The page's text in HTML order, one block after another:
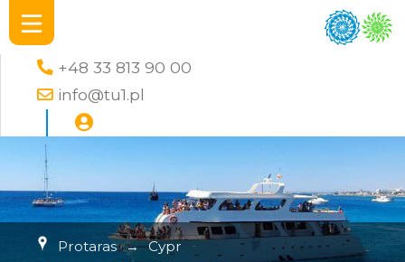
+48 33 813 90 00
info@tu1.pl
Protaras → Cypr